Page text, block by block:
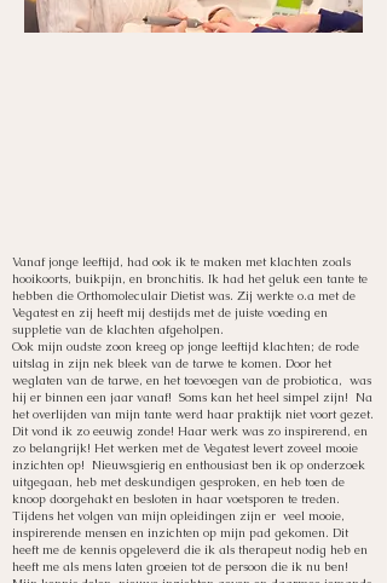
Vanaf jonge leeftijd, had ook ik te maken met klachten zoals
hooikoorts, buikpijn, en bronchitis. Ik had het geluk een tante te
hebben die Orthomoleculair Dietist was. Zij werkte o.a met de
Vegatest en zij heeft mij destijds met de juiste voeding en
suppletie van de klachten afgeholpen.
Ook mijn oudste zoon kreeg op jonge leeftijd klachten; de rode
uitslag in zijn nek bleek van de tarwe te komen. Door het
weglaten van de tarwe, en het toevoegen van de probiotica, was
hij er binnen een jaar vanaf! Soms kan het heel simpel zijn! Na
het overlijden van mijn tante werd haar praktijk niet voort gezet.
Dit vond ik zo eeuwig zonde! Haar werk was zo inspirerend, en
zo belangrijk! Het werken met de Vegatest levert zoveel mooie
inzichten op! Nieuwsgierig en enthousiast ben ik op onderzoek
uitgegaan, heb met deskundigen gesproken, en heb toen de
knoop doorgehakt en besloten in haar voetsporen te treden.
Tijdens het volgen van mijn opleidingen zijn er veel mooie,
inspirerende mensen en inzichten op mijn pad gekomen. Dit
heeft me de kennis opgeleverd die ik als therapeut nodig heb en
heeft me als mens laten groeien tot de persoon die ik nu ben!